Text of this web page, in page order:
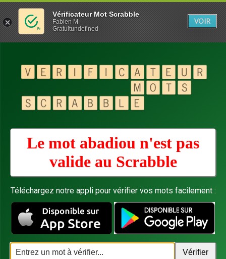
Le mot abadiou n'est pas
valide au Scrabble
Téléchargez notre appli pour vérifier vos mots facilement :
Vérificateur Mot Scrabble
Fabien M
Gratuitundefined
VOIR